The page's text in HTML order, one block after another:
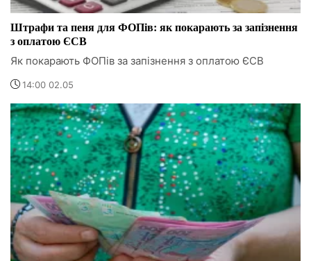
Штрафи та пеня для ФОПів: як покарають за запізнення
з оплатою ЄСВ
Як покарають ФОПів за запізнення з оплатою ЄСВ
14:00 02.05